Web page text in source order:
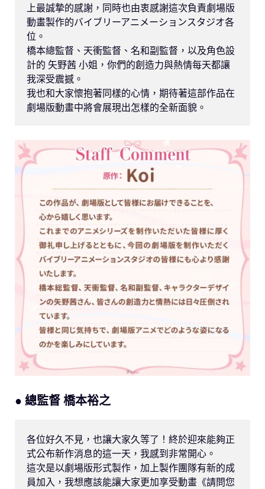
上最誠摯的感謝，同時也由衷感謝這次負責劇場版
動畫製作的バイブリーアニメーションスタジオ各
位。
橋本總監督、天衝監督、名和副監督，以及角色設
計的 矢野茜 小姐，你們的創造力與熱情每天都讓
我深受震撼。
我也和大家懷抱著同樣的心情，期待著這部作品在
劇場版動畫中將會展現出怎樣的全新面貌。
● 總監督 橋本裕之
各位好久不見，也讓大家久等了！終於迎來能夠正
式公布新作消息的這一天，我感到非常開心。
這次是以劇場版形式製作，加上製作團隊有新的成
員加入，我想應該能讓大家更加享受動畫《請問您